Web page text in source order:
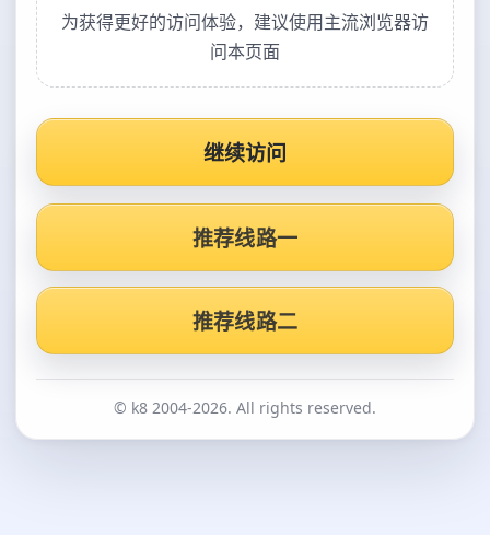
为获得更好的访问体验，建议使用主流浏览器访
问本页面
继续访问
推荐线路一
推荐线路二
© k8 2004-2026. All rights reserved.